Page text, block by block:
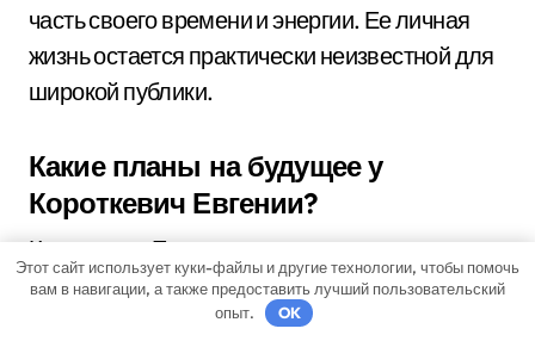
часть своего времени и энергии. Ее личная
жизнь остается практически неизвестной для
широкой публики.
Какие планы на будущее у
Короткевич Евгении?
Короткевич Евгения имеет множество планов
на будущее. Она намерена продолжать свою
научно-исследовательскую работу,
Этот сайт использует куки-файлы и другие технологии, чтобы помочь
вам в навигации, а также предоставить лучший пользовательский
опыт.
OK